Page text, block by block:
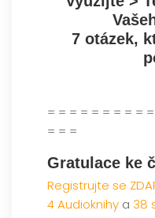
7 otázek,
= = = = = = = = =
= = =
Gratulace ke
Registrujte se
4 Audioknihy a 38